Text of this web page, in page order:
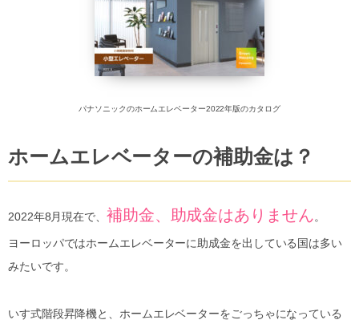
パナソニックのホームエレベーター2022年版のカタログ
ホームエレベーターの補助金は？
2022年8月現在で、 補助金、助成金はありません。
ヨーロッパではホームエレベーターに助成金を出している国は多い
みたいです。
いす式階段昇降機と、ホームエレベーターをごっちゃになっている